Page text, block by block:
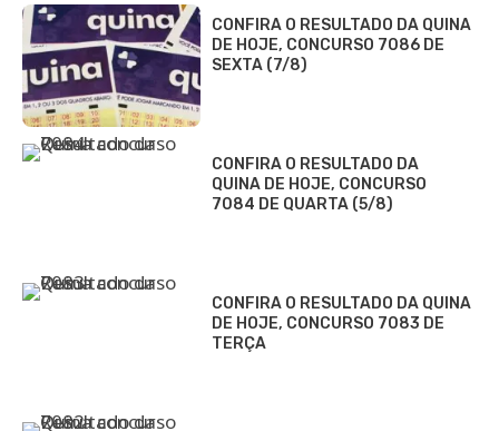
CONFIRA O RESULTADO DA QUINA
DE HOJE, CONCURSO 7086 DE
SEXTA (7/8)
CONFIRA O RESULTADO DA
QUINA DE HOJE, CONCURSO
7084 DE QUARTA (5/8)
CONFIRA O RESULTADO DA QUINA
DE HOJE, CONCURSO 7083 DE
TERÇA